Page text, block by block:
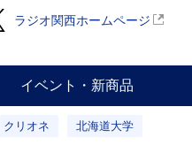
ラジオ関西ホームページ
イベント・新商品
クリオネ 北海道大学